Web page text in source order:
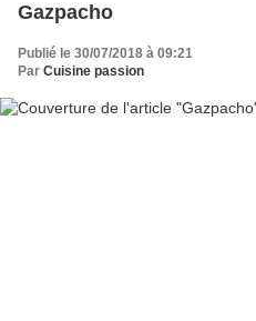
Gazpacho
Publié le 30/07/2018 à 09:21
Par Cuisine passion